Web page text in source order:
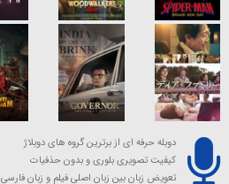
دوبله حرفه ای از برترین گروه های دوبلاژ
کیفیت تصویری بلوری و بدون حذفیات
تعویض زبان بین زبان اصلی فیلم و زبان فارسی